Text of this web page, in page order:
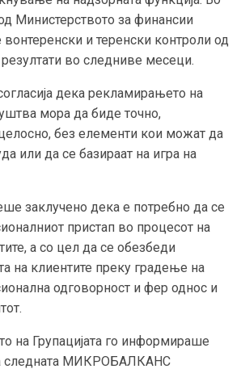
Министерството за финансии
и теренски контроли од
во следниве месеци.
дека рекламирањето на
мора да биде точно,
без елементи кои можат да
или да се базираат на игра на
заклучено дека е потребно да се
пристап во процесот на
а со цел да се обезбеди
на клиентите преку градење на
одговорност и фер однос и
на Групацијата го информираше
следната МИКРОБАЛКАНС